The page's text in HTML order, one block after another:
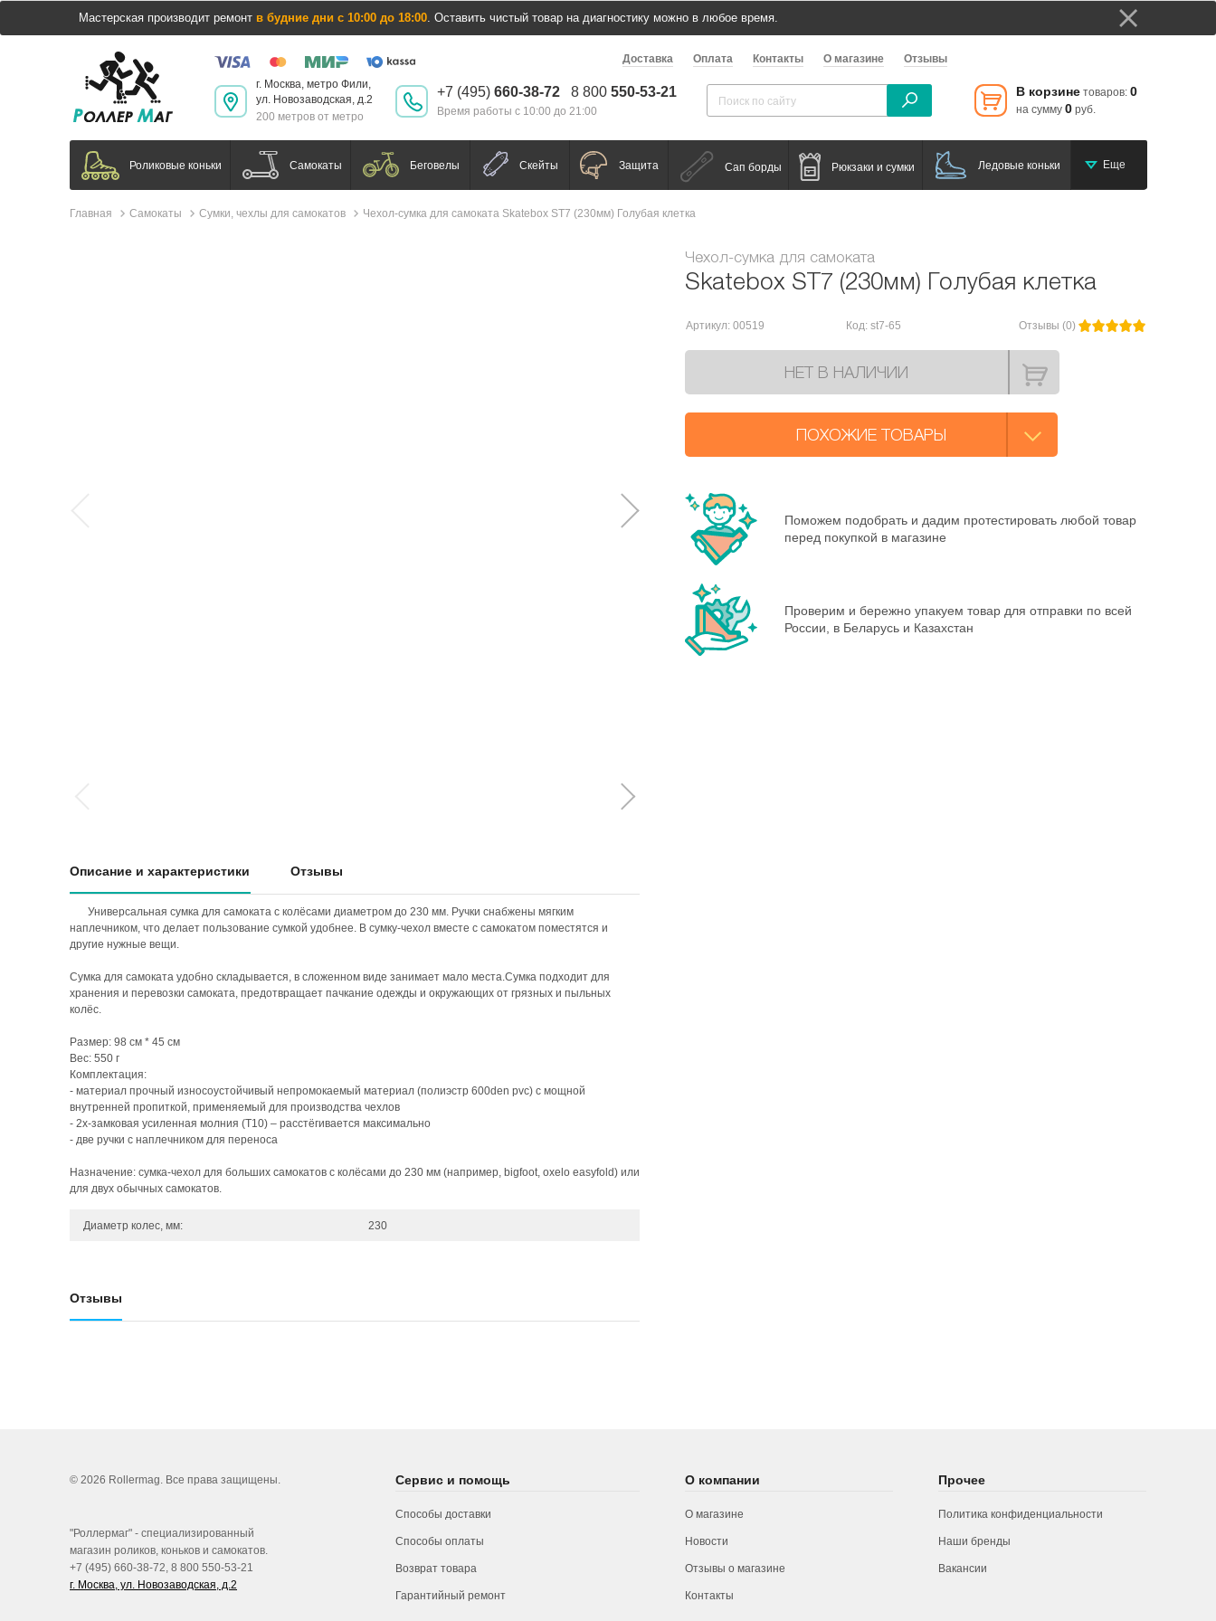
Мастерская производит ремонт в будние дни с 10:00 до 18:00. Оставить чистый товар на диагностику можно в любое время.
Доставка Оплата Контакты О магазине Отзывы
В корзине товаров: 0
на сумму 0 руб.
г. Москва, метро Фили,
ул. Новозаводская, д.2
200 метров от метро
+7 (495) 660-38-72 8 800 550-53-21
Время работы с 10:00 до 21:00
Роликовые коньки Самокаты Беговелы Скейты Защита Сап борды Рюкзаки и сумки Ледовые коньки Еще
Главная Самокаты Сумки, чехлы для самокатов Чехол-сумка для самоката Skatebox ST7 (230мм) Голубая клетка
Описание и характеристики Отзывы
Универсальная сумка для самоката с колёсами диаметром до 230 мм. Ручки снабжены мягким
наплечником, что делает пользование сумкой удобнее. В сумку-чехол вместе с самокатом поместятся и
другие нужные вещи.
Сумка для самоката удобно складывается, в сложенном виде занимает мало места.Сумка подходит для
хранения и перевозки самоката, предотвращает пачкание одежды и окружающих от грязных и пыльных
колёс.
Размер: 98 см * 45 см
Вес: 550 г
Комплектация:
- материал прочный износоустойчивый непромокаемый материал (полиэстр 600den pvc) с мощной
внутренней пропиткой, применяемый для производства чехлов
- 2х-замковая усиленная молния (Т10) – расстёгивается максимально
- две ручки с наплечником для переноса
Назначение: сумка-чехол для больших самокатов с колёсами до 230 мм (например, bigfoot, oxelo easyfold) или
для двух обычных самокатов.
Диаметр колес, мм: 230
Отзывы
Чехол-сумка для самоката
Skatebox ST7 (230мм) Голубая клетка
Артикул: 00519 Код: st7-65 Отзывы (0)
НЕТ В НАЛИЧИИ
ПОХОЖИЕ ТОВАРЫ
Поможем подобрать и дадим протестировать любой товар
перед покупкой в магазине
Проверим и бережно упакуем товар для отправки по всей
России, в Беларусь и Казахстан
© 2026 Rollermag. Все права защищены.
"Роллермаг" - специализированный
магазин роликов, коньков и самокатов.
+7 (495) 660-38-72, 8 800 550-53-21
г. Москва, ул. Новозаводская, д.2
Сервис и помощь
Способы доставки
Способы оплаты
Возврат товара
Гарантийный ремонт
О компании
О магазине
Новости
Отзывы о магазине
Контакты
Прочее
Политика конфиденциальности
Наши бренды
Вакансии